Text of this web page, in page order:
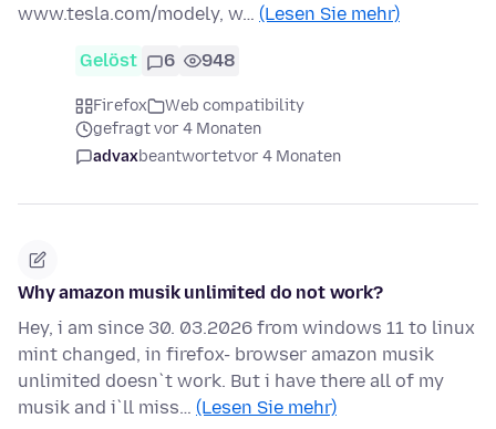
www.tesla.com/modely, w… (Lesen Sie mehr)
Gelöst 6 948
Firefox
Web compatibility
gefragt vor 4 Monaten
advaxbeantwortetvor 4 Monaten
Why amazon musik unlimited do not work?
Hey, i am since 30. 03.2026 from windows 11 to linux
mint changed, in firefox- browser amazon musik
unlimited doesn`t work. But i have there all of my
musik and i`ll miss… (Lesen Sie mehr)